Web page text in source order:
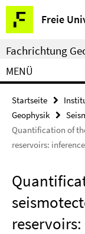
Springe
direkt
zu
Inhalt
Freie
Service-
Navigation
Fachrichtung
MENÜ
Startseite
Geophysik
Quantification of
reservoirs: